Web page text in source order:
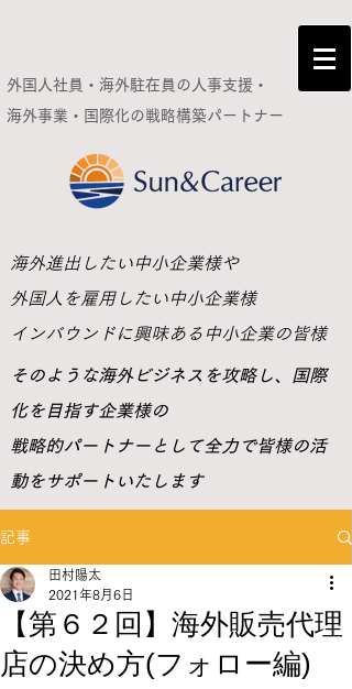
外国人社員・海外駐在員の人事支援・
海外事業・国際化の戦略構築パートナー
​海外進出したい中小企業様や
外国人を雇用したい中小企業様
インバウンドに興味ある中小企業の皆様
​そのような海外ビジネスを攻略し、国際
化を目指す企業様の
戦略的パートナーとして全力で皆様の活
動をサポートいたします
記事
【第６２回】海外販売代理
店の決め方(フォロー編)
田村陽太
2021年8月6日